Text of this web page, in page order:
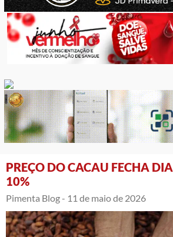
PREÇO DO CACAU FECHA
10%
Pimenta Blog - 11 de maio de 2026